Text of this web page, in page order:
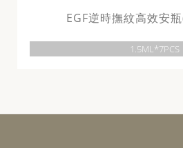
EGF逆時撫紋高效安
1.5ML*7PCS